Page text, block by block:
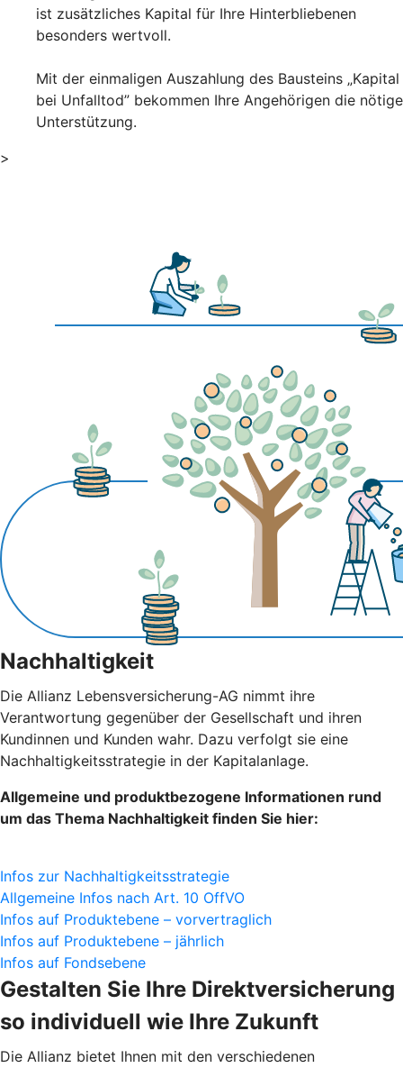
ist zusätzliches Kapital für Ihre Hinterbliebenen
besonders wertvoll.
Mit der einmaligen Auszahlung des Bausteins „Kapital
bei Unfalltod” bekommen Ihre Angehörigen die nötige
Unterstützung.
>
Nachhaltigkeit
Die Allianz Lebensversicherung-AG nimmt ihre
Verantwortung gegenüber der Gesellschaft und ihren
Kundinnen und Kunden wahr. Dazu verfolgt sie eine
Nachhaltigkeitsstrategie in der Kapitalanlage.
Allgemeine und produktbezogene Informationen rund
um das Thema Nachhaltigkeit finden Sie hier:
Infos zur Nachhaltigkeitsstrategie
Allgemeine Infos nach Art. 10 OffVO
Infos auf Produktebene – vorvertraglich
Infos auf Produktebene – jährlich
Infos auf Fondsebene
Gestalten Sie Ihre Direktversicherung
so individuell wie Ihre Zukunft
Die Allianz bietet Ihnen mit den verschiedenen